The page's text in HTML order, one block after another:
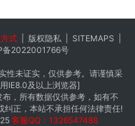
式| 版权隐私| SITEMAPS
备2022001766号
性未证实，仅供参考。请谨慎采
IE8.0及以上浏览器]
，所有数据仅供参考，如有不
纠正，本站不承担任何法律责任!
客服QQ：1326547488